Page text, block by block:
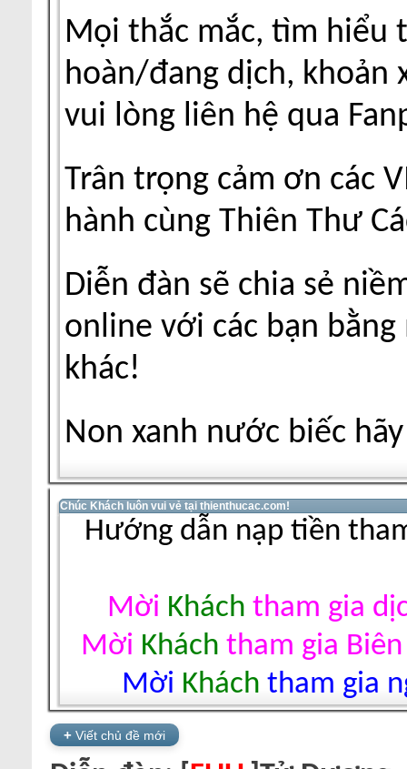
Mọi thắc mắc, tìm hiểu
hoàn/đang dịch, khoản
vui lòng liên hệ qua
Trân trọng cảm ơn các
hành cùng Thiên Thư
Diễn đàn sẽ chia sẻ
online với các bạn
khác!
Non xanh nước biếc
Chúc Khách luôn vui vẻ tại thienthucac.com!
Hướng dẫn nạp tiền
Mời Khách tham gia
Mời Khách tham gia
Mời Khách tham gia
+ Viết chủ đề mới